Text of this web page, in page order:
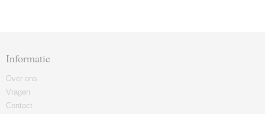
Informatie
Over ons
Vragen
Contact